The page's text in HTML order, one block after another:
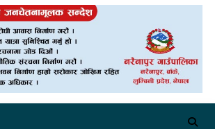
राष्ट्रिय भेलाका लागि काँग्रेस संस्थापन
इतरको ५५१ सदस्यीय मूल आयोजक
समिति
चीनको दबाबपछि तिब्बत सम्मेलनमा